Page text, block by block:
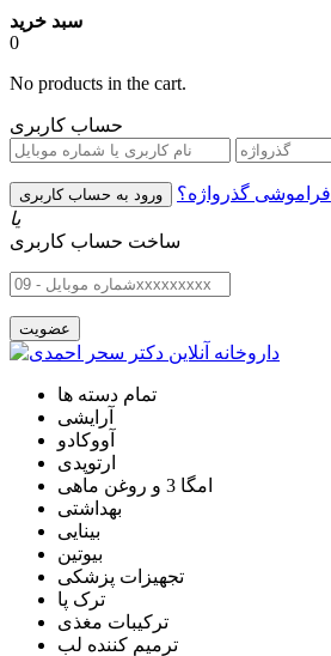
سبد خرید
0
No products in the cart.
حساب کاربری
فراموشی گذرواژه؟
یا
ساخت حساب کاربری
تمام دسته ها
آرایشی
آووکادو
ارتوپدی
امگا 3 و روغن ماهی
بهداشتی
بینایی
بیوتین
تجهیزات پزشکی
ترک پا
ترکیبات مغذی
ترمیم کننده لب